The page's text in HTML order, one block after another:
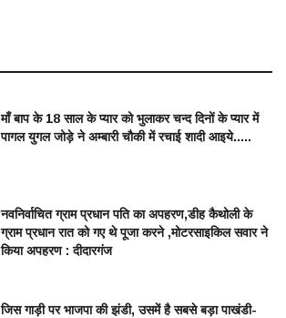
माँ बाप के 18 साल के प्यार को भुलाकर चन्द दिनों के प्यार में
पागल युगल जोड़े ने अम्बारी चौकी में रचाई शादी आइये.....
नवनिर्वाचित ग्राम प्रधान पति का अपहरण,डीह कैथोली के
ग्राम प्रधान रात को गए थे पूजा करने ,मोटरसाइकिल सवार ने
किया अपहरण : दीदारगंज
जिस गाड़ी पर भाजपा की झंडी, उसमें है सबसे बड़ा पाखंडी-